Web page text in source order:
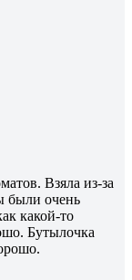
Взяла из-за
были очень
какой-то
Бутылочка